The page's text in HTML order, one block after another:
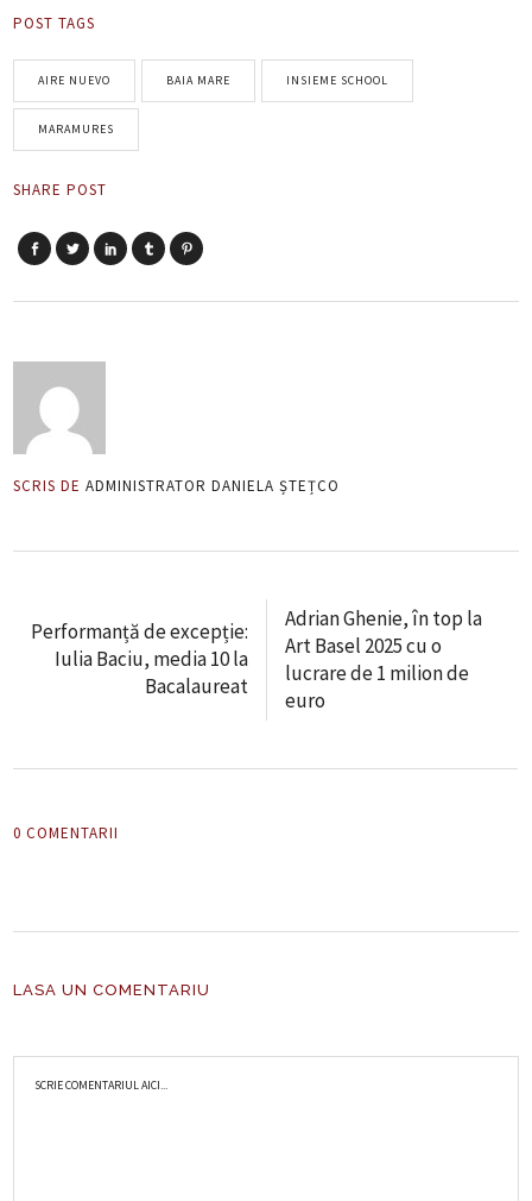
POST TAGS
AIRE NUEVO BAIA MARE INSIEME SCHOOL
MARAMURES
SHARE POST
SCRIS DE ADMINISTRATOR DANIELA ȘTEȚCO
Performanță de excepție:
Iulia Baciu, media 10 la
Bacalaureat
Adrian Ghenie, în top la
Art Basel 2025 cu o
lucrare de 1 milion de
euro
0 COMENTARII
LASA UN COMENTARIU